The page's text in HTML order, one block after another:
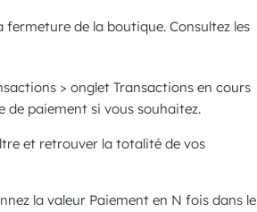
fermeture de la boutique. Consultez les
> onglet Transactions en cours
de paiement si vous souhaitez.
et retrouver la totalité de vos
la valeur Paiement en N fois dans le